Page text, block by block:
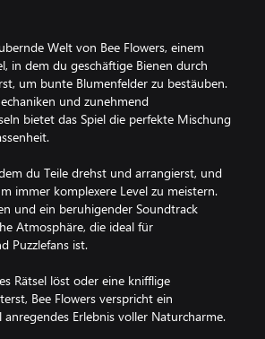
Welt von Bee Flowers, einem
in dem du geschäftige Bienen durch
um bunte Blumenfelder zu bestäuben.
und zunehmend
bietet das Spiel die perfekte Mischung
du Teile drehst und arrangierst, und
immer komplexere Level zu meistern.
und ein beruhigender Soundtrack
Atmosphäre, die ideal für
Puzzlefans ist.
Rätsel löst oder eine knifflige
Bee Flowers verspricht ein
Erlebnis voller Naturcharme.